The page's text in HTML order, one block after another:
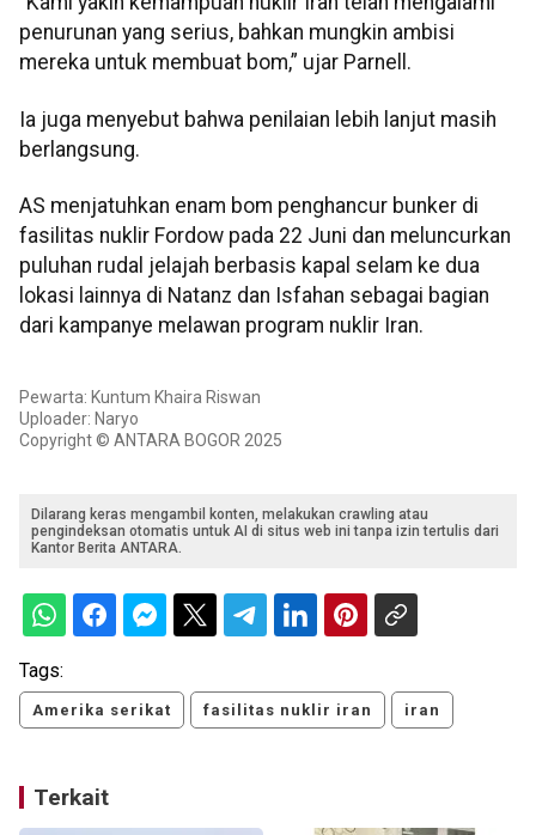
penurunan yang serius, bahkan mungkin ambisi
mereka untuk membuat bom,” ujar Parnell.
Ia juga menyebut bahwa penilaian lebih lanjut masih
berlangsung.
AS menjatuhkan enam bom penghancur bunker di
fasilitas nuklir Fordow pada 22 Juni dan meluncurkan
puluhan rudal jelajah berbasis kapal selam ke dua
lokasi lainnya di Natanz dan Isfahan sebagai bagian
dari kampanye melawan program nuklir Iran.
Pewarta: Kuntum Khaira Riswan
Uploader: Naryo
Copyright © ANTARA BOGOR 2025
Dilarang keras mengambil konten, melakukan crawling atau
pengindeksan otomatis untuk AI di situs web ini tanpa izin tertulis dari
Kantor Berita ANTARA.
Tags:
Amerika serikat fasilitas nuklir iran iran
Terkait